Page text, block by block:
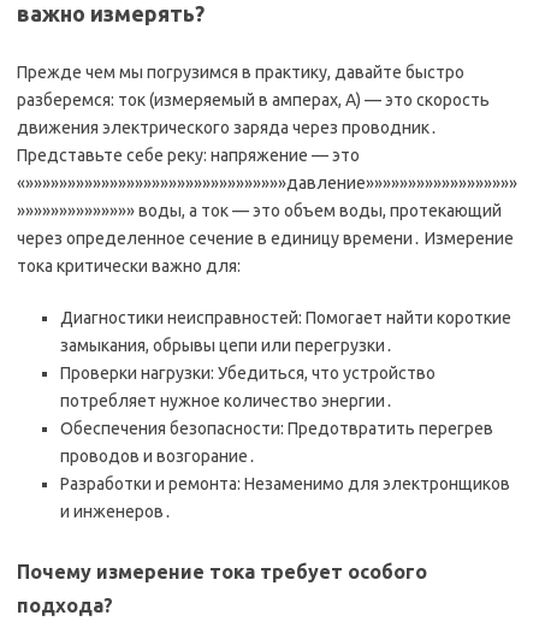
важно измерять?
Прежде чем мы погрузимся в практику, давайте быстро
разберемся: ток (измеряемый в амперах, А) — это скорость
движения электрического заряда через проводник․
Представьте себе реку: напряжение — это
«»»»»»»»»»»»»»»»»»»»»»»»»»»»»»»»давление»»»»»»»»»»»»»»»»»»
»»»»»»»»»»»»»» воды, а ток — это объем воды, протекающий
через определенное сечение в единицу времени․ Измерение
тока критически важно для:
Диагностики неисправностей: Помогает найти короткие
замыкания, обрывы цепи или перегрузки․
Проверки нагрузки: Убедиться, что устройство
потребляет нужное количество энергии․
Обеспечения безопасности: Предотвратить перегрев
проводов и возгорание․
Разработки и ремонта: Незаменимо для электронщиков
и инженеров․
Почему измерение тока требует особого
подхода?